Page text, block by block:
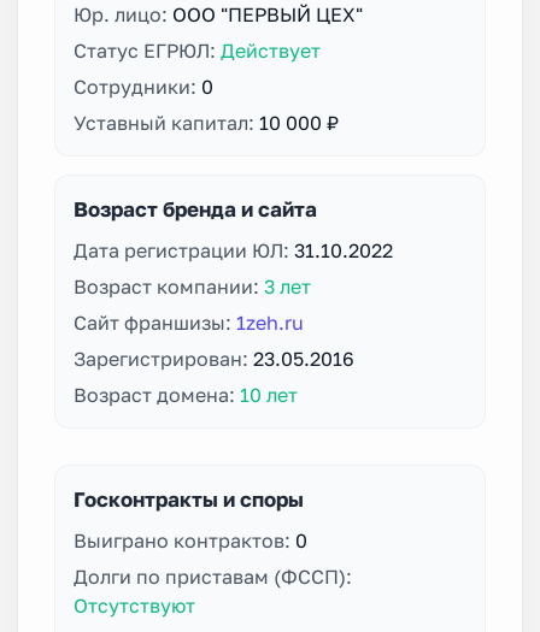
Юр. лицо: ООО "ПЕРВЫЙ ЦЕХ"
Статус ЕГРЮЛ: Действует
Сотрудники: 0
Уставный капитал: 10 000 ₽
Возраст бренда и сайта
Дата регистрации ЮЛ: 31.10.2022
Возраст компании: 3 лет
Сайт франшизы: 1zeh.ru
Зарегистрирован: 23.05.2016
Возраст домена: 10 лет
Госконтракты и споры
Выиграно контрактов: 0
Долги по приставам (ФССП):
Отсутствуют